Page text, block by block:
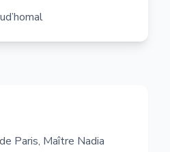
Paris, Maître Nadia